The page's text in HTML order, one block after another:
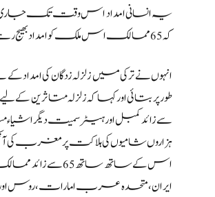
یہ انسانی امداد اس وقت تک جاری
کہ 65 ممالک اس ملک کو امداد بھیج رہے ہیں۔
سے زائد کمبل اور ہیٹر سمیت دیگر اشیاء
ہزاروں شامیوں کی ہلاکت پر مغرب کی
اس کے ساتھ